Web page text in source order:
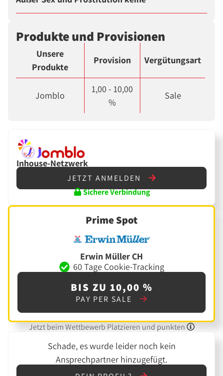
Produkte und Provisionen
Unsere
Produkte
Provision Vergütungsart
Jomblo
1,00 - 10,00
%
Sale
Inhouse-Netzwerk
JETZT ANMELDEN
Sichere Verbindung
Prime Spot
Erwin Müller CH
60 Tage Cookie-Tracking
BIS ZU 10,00 %
PAY PER SALE
Jetzt beim Wettbewerb Platzieren und punkten
Schade, es wurde leider noch kein
Ansprechpartner hinzugefügt.